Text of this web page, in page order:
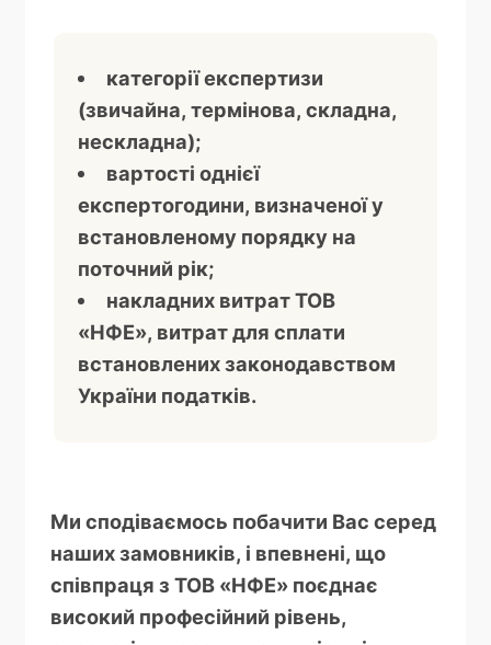
категорії експертизи
(звичайна, термінова, складна,
нескладна);
вартості однієї
експертогодини, визначеної у
встановленому порядку на
поточний рік;
накладних витрат ТОВ
«НФЕ», витрат для сплати
встановлених законодавством
України податків.
Ми сподіваємось побачити Вас серед
наших замовників, і впевнені, що
співпраця з ТОВ «НФЕ» поєднає
високий професійний рівень,